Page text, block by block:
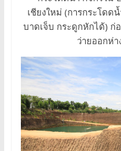
เชียงใหม่ (การกระโดด
บาดเจ็บ กระดูกหักได้) ก่
ว่ายออกห่